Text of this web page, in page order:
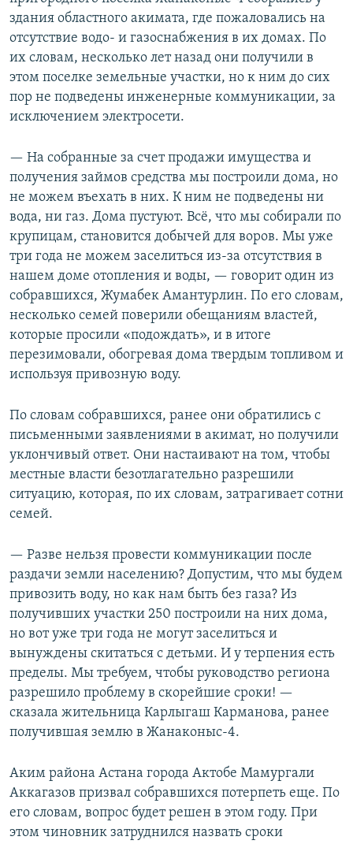
здания областного акимата, где пожаловались на
отсутствие водо- и газоснабжения в их домах. По
их словам, несколько лет назад они получили в
этом поселке земельные участки, но к ним до сих
пор не подведены инженерные коммуникации, за
исключением электросети.
— На собранные за счет продажи имущества и
получения займов средства мы построили дома, но
не можем въехать в них. К ним не подведены ни
вода, ни газ. Дома пустуют. Всё, что мы собирали по
крупицам, становится добычей для воров. Мы уже
три года не можем заселиться из-за отсутствия в
нашем доме отопления и воды, — говорит один из
собравшихся, Жумабек Амантурлин. По его словам,
несколько семей поверили обещаниям властей,
которые просили «подождать», и в итоге
перезимовали, обогревая дома твердым топливом и
используя привозную воду.
По словам собравшихся, ранее они обратились с
письменными заявлениями в акимат, но получили
уклончивый ответ. Они настаивают на том, чтобы
местные власти безотлагательно разрешили
ситуацию, которая, по их словам, затрагивает сотни
семей.
— Разве нельзя провести коммуникации после
раздачи земли населению? Допустим, что мы будем
привозить воду, но как нам быть без газа? Из
получивших участки 250 построили на них дома,
но вот уже три года не могут заселиться и
вынуждены скитаться с детьми. И у терпения есть
пределы. Мы требуем, чтобы руководство региона
разрешило проблему в скорейшие сроки! —
сказала жительница Карлыгаш Карманова, ранее
получившая землю в Жанаконыс-4.
Аким района Астана города Актобе Мамургали
Аккагазов призвал собравшихся потерпеть еще. По
его словам, вопрос будет решен в этом году. При
этом чиновник затруднился назвать сроки